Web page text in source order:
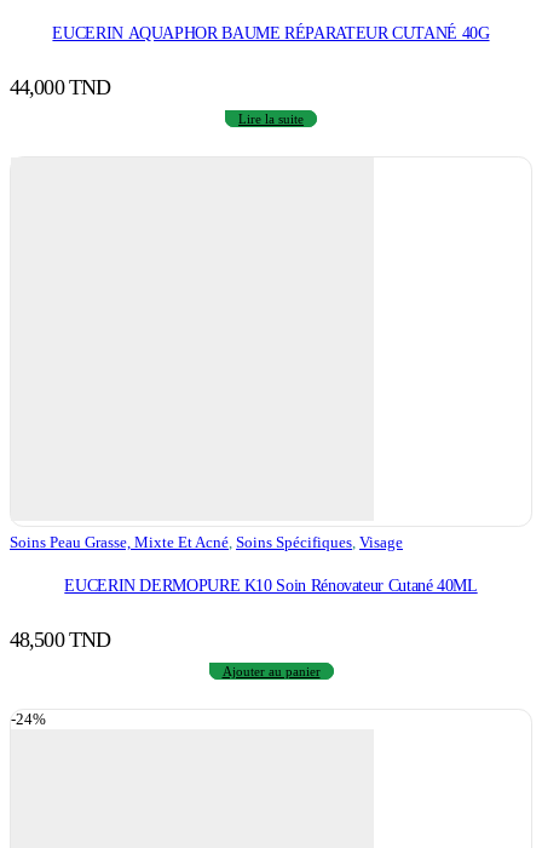
EUCERIN AQUAPHOR BAUME RÉPARATEUR CUTANÉ 40G
44,000TND
Lire la suite
Soins Peau Grasse, Mixte Et Acné Soins Spécifiques Visage
EUCERIN DERMOPURE K10 Soin Rénovateur Cutané 40ML
48,500TND
Ajouter au panier
-24%